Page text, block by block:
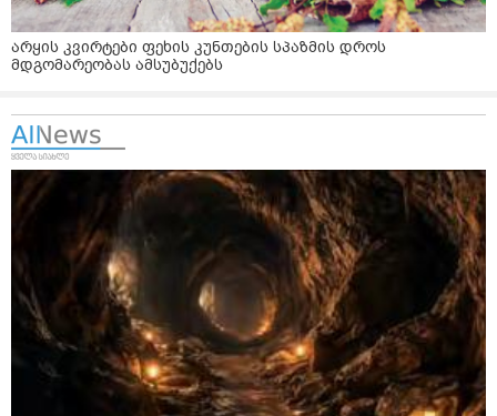
არყის კვირტები ფეხის კუნთების სპაზმის დროს
მდგომარეობას ამსუბუქებს